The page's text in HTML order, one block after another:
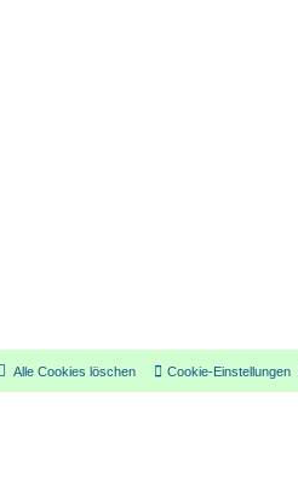
Cookie-Einstellungen
Alle Cookies löschen